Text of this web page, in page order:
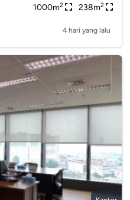
1000m2 238m2
4 hari yang lalu